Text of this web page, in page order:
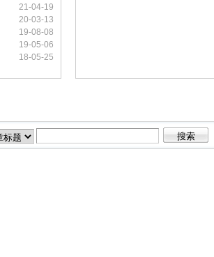
21-04-19
20-03-13
19-08-08
19-05-06
18-05-25